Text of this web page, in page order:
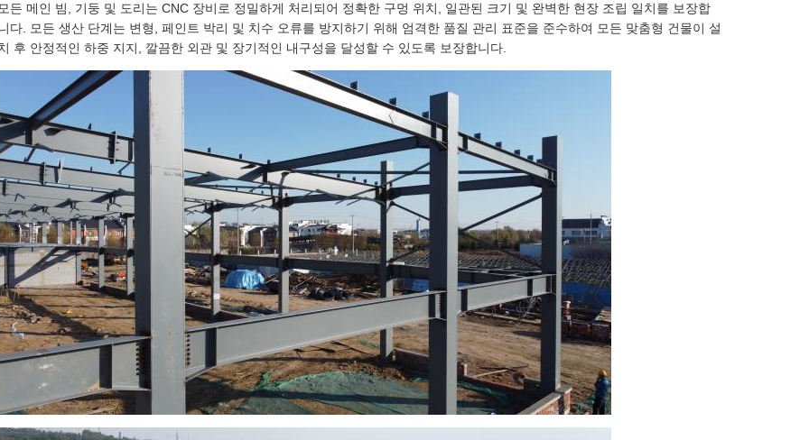
모든 메인 빔, 기둥 및 도리는 CNC 장비로 정밀하게 처리되어 정확한 구멍 위치, 일관된 크기 및 완벽한 현장 조립 일치를 보장합
다. 모든 생산 단계는 변형, 페인트 박리 및 치수 오류를 방지하기 위해 엄격한 품질 관리 표준을 준수하여 모든 맞춤형 건물이 설
후 안정적인 하중 지지, 깔끔한 외관 및 장기적인 내구성을 달성할 수 있도록 보장합니다.